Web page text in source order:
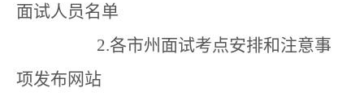
面试人员名单
2.各市州面试考点安排和注意事
项发布网站